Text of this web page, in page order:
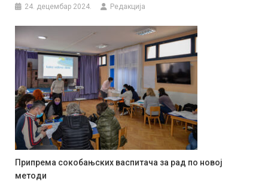
24. децембар 2024. Редакција
Припрема сокобањских васпитача за рад по новој
методи